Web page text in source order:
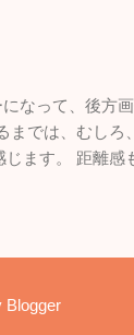
なって、後方
では、むし
ます。 距離感
Blogger